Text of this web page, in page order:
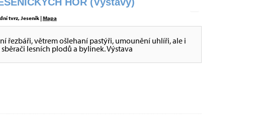
tvrz, Jeseník |Mapa
řezbáři, větrem ošlehaní pastýři, umounění uhlíři, ale i
lesních plodů a bylinek. Výstava